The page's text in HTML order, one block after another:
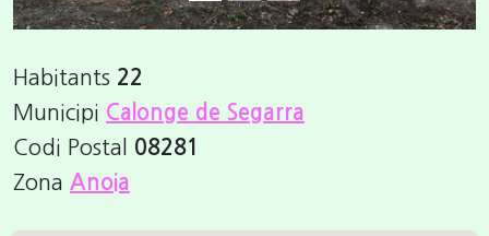
Habitants 22
Municipi Calonge de Segarra
Codi Postal 08281
Zona Anoia